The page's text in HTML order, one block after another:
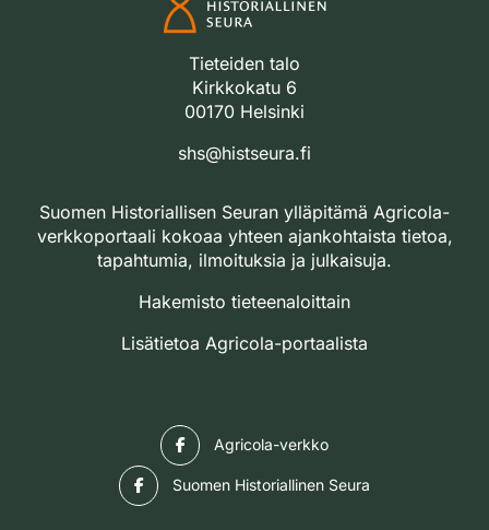
Tieteiden talo
Kirkkokatu 6
00170 Helsinki
shs@histseura.fi
Suomen Historiallisen Seuran ylläpitämä Agricola-
verkkoportaali kokoaa yhteen ajankohtaista tietoa,
tapahtumia, ilmoituksia ja julkaisuja.
Hakemisto tieteenaloittain
Lisätietoa Agricola-portaalista
Agricola-verkko
Suomen Historiallinen Seura